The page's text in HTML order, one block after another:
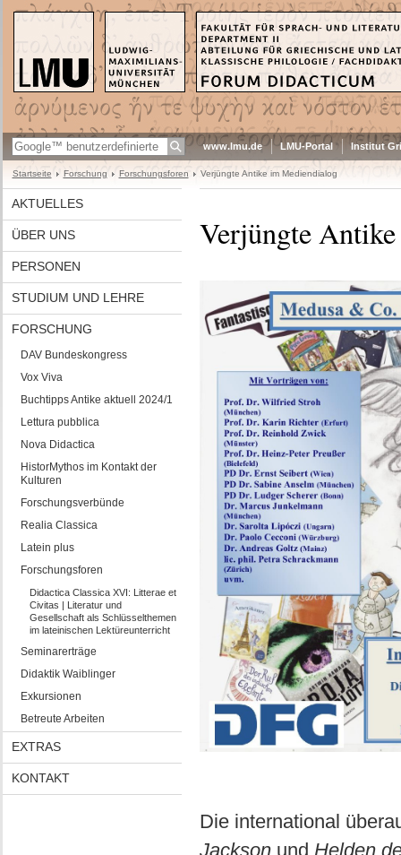
www.lmu.de LMU-Portal Institut
Startseite Forschung Forschungsforen Verjüngte Antike im Mediendialog
AKTUELLES
ÜBER UNS
PERSONEN
STUDIUM UND LEHRE
FORSCHUNG
DAV Bundeskongress
Vox Viva
Buchtipps Antike aktuell 2024/1
Lettura pubblica
Nova Didactica
HistorMythos im Kontakt der
Kulturen
Forschungsverbünde
Realia Classica
Latein plus
Forschungsforen
Didactica Classica XVI: Litterae et
Civitas | Literatur und
Gesellschaft als Schlüsselthemen
im lateinischen Lektüreunterricht
Seminarerträge
Didaktik Waiblinger
Exkursionen
Betreute Arbeiten
EXTRAS
KONTAKT
Verjüngte
Die international
Jacksonund Helden